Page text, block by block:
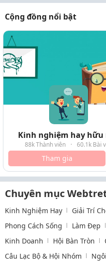
Cộng đồng nổi bật
Kinh nghiệm hay hữu
88k Thành viên · 60.1k Bài
Tham gia
Chuyên mục
Kinh Nghiệm Hay Giải Trí
Phong Cách Sống
Làm Đẹp
Kinh Doanh
Hội Bàn Tròn
Câu Lạc Bộ & Hội Nhóm